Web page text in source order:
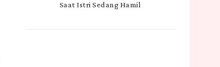
Saat Istri Sedang Hamil